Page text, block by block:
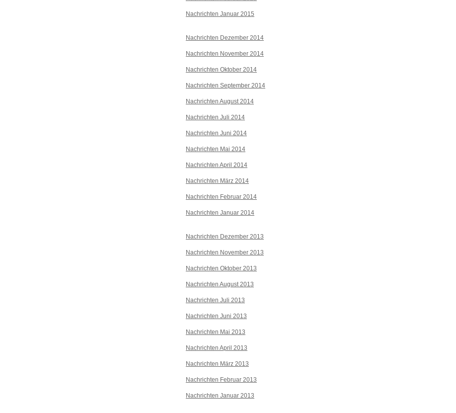
Nachrichten Januar 2015
Nachrichten Dezember 2014
Nachrichten November 2014
Nachrichten Oktober 2014
Nachrichten September 2014
Nachrichten August 2014
Nachrichten Juli 2014
Nachrichten Juni 2014
Nachrichten Mai 2014
Nachrichten April 2014
Nachrichten März 2014
Nachrichten Februar 2014
Nachrichten Januar 2014
Nachrichten Dezember 2013
Nachrichten November 2013
Nachrichten Oktober 2013
Nachrichten August 2013
Nachrichten Juli 2013
Nachrichten Juni 2013
Nachrichten Mai 2013
Nachrichten April 2013
Nachrichten März 2013
Nachrichten Februar 2013
Nachrichten Januar 2013